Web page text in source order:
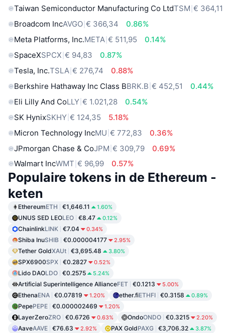
Taiwan Semiconductor Manufacturing Co LtdTSM € 364,11
Broadcom IncAVGO € 366,34
0.86%
Meta Platforms, Inc.META € 511,95
0.14%
SpaceXSPCX € 94,83
0.87%
Tesla, Inc.TSLA € 276,74
0.88%
Berkshire Hathaway Inc Class BBRK.B € 452,51
0.44%
Eli Lilly And CoLLY € 1.021,28
0.54%
SK HynixSKHY € 124,35
5.18%
Micron Technology IncMU € 772,83
0.36%
JPmorgan Chase & CoJPM € 309,79
0.69%
Walmart IncWMT € 96,99 0.57%
Populaire tokens in de Ethereum -
keten
EthereumETH €1,646.11 1.60%
UNUS SED LEOLEO €8.47 0.12%
ChainlinkLINK €7.04 0.34%
Shiba InuSHIB €0.000004177 2.95%
Tether GoldXAUt €3,695.48 3.80%
SPX6900SPX €0.2827 0.52%
Lido DAOLDO €0.2575 5.24%
Artificial Superintelligence AllianceFET €0.1213 5.00%
EthenaENA €0.07819 1.20% ether.fiETHFI €0.3158 0.89%
PepePEPE €0.000002469 1.20%
LayerZeroZRO €0.6726 0.63% OndoONDO €0.3215 2.20%
AaveAAVE €76.63 2.92% PAX GoldPAXG €3,706.32 3.87%